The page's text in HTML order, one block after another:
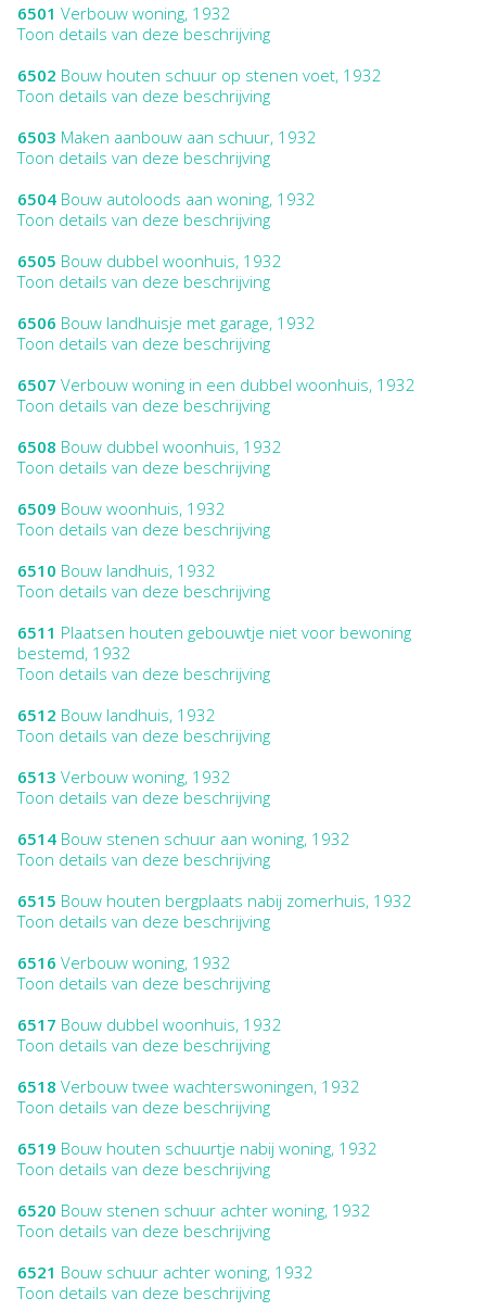
6501 Verbouw woning, 1932
Toon details van deze beschrijving
6502 Bouw houten schuur op stenen voet, 1932
Toon details van deze beschrijving
6503 Maken aanbouw aan schuur, 1932
Toon details van deze beschrijving
6504 Bouw autoloods aan woning, 1932
Toon details van deze beschrijving
6505 Bouw dubbel woonhuis, 1932
Toon details van deze beschrijving
6506 Bouw landhuisje met garage, 1932
Toon details van deze beschrijving
6507 Verbouw woning in een dubbel woonhuis, 1932
Toon details van deze beschrijving
6508 Bouw dubbel woonhuis, 1932
Toon details van deze beschrijving
6509 Bouw woonhuis, 1932
Toon details van deze beschrijving
6510 Bouw landhuis, 1932
Toon details van deze beschrijving
6511 Plaatsen houten gebouwtje niet voor bewoning
bestemd, 1932
Toon details van deze beschrijving
6512 Bouw landhuis, 1932
Toon details van deze beschrijving
6513 Verbouw woning, 1932
Toon details van deze beschrijving
6514 Bouw stenen schuur aan woning, 1932
Toon details van deze beschrijving
6515 Bouw houten bergplaats nabij zomerhuis, 1932
Toon details van deze beschrijving
6516 Verbouw woning, 1932
Toon details van deze beschrijving
6517 Bouw dubbel woonhuis, 1932
Toon details van deze beschrijving
6518 Verbouw twee wachterswoningen, 1932
Toon details van deze beschrijving
6519 Bouw houten schuurtje nabij woning, 1932
Toon details van deze beschrijving
6520 Bouw stenen schuur achter woning, 1932
Toon details van deze beschrijving
6521 Bouw schuur achter woning, 1932
Toon details van deze beschrijving